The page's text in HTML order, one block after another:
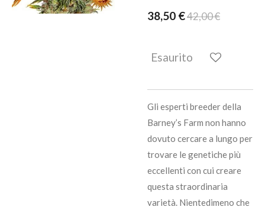
38,50 €42,00 €
Esaurito
Gli esperti breeder della
Barney’s Farm non hanno
dovuto cercare a lungo per
trovare le genetiche più
eccellenti con cui creare
questa straordinaria
varietà. Nientedimeno che